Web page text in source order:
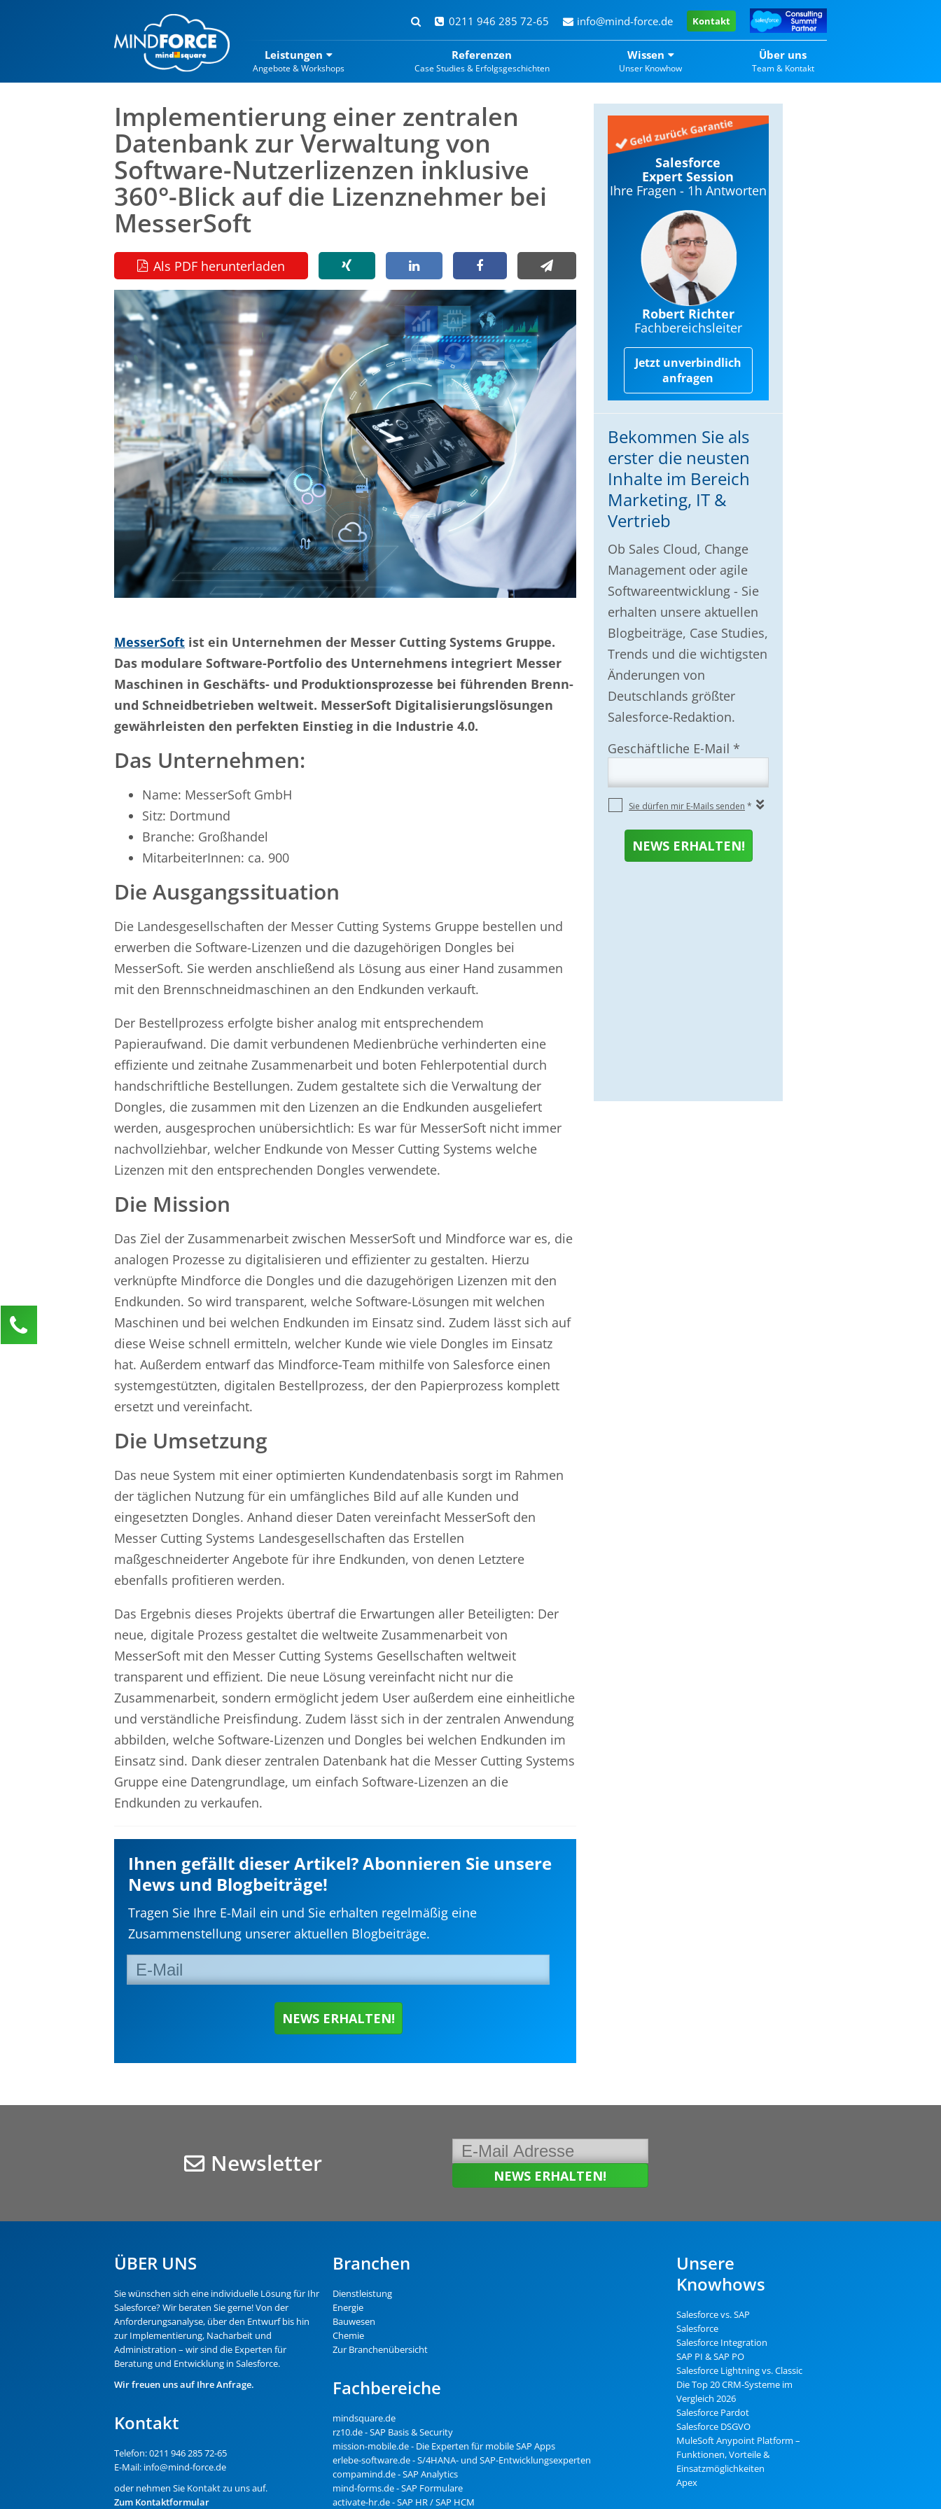
0211 946 285 72-65 info@mind-force.de Kontakt
Leistungen
Angebote & Workshops
Referenzen
Case Studies & Erfolgsgeschichten
Wissen
Unser Knowhow
Über uns
Team & Kontakt
Implementierung einer zentralen
Datenbank zur Verwaltung von
Software-Nutzerlizenzen inklusive
360°-Blick auf die Lizenznehmer bei
MesserSoft
Als PDF herunterladen
MesserSoft ist ein Unternehmen der Messer Cutting Systems Gruppe.
Das modulare Software-Portfolio des Unternehmens integriert Messer
Maschinen in Geschäfts- und Produktionsprozesse bei führenden Brenn-
und Schneidbetrieben weltweit. MesserSoft Digitalisierungslösungen
gewährleisten den perfekten Einstieg in die Industrie 4.0.
Das Unternehmen:
Name: MesserSoft GmbH
Sitz: Dortmund
Branche: Großhandel
MitarbeiterInnen: ca. 900
Die Ausgangssituation
Die Landesgesellschaften der Messer Cutting Systems Gruppe bestellen und
erwerben die Software-Lizenzen und die dazugehörigen Dongles bei
MesserSoft. Sie werden anschließend als Lösung aus einer Hand zusammen
mit den Brennschneidmaschinen an den Endkunden verkauft.
Der Bestellprozess erfolgte bisher analog mit entsprechendem
Papieraufwand. Die damit verbundenen Medienbrüche verhinderten eine
effiziente und zeitnahe Zusammenarbeit und boten Fehlerpotential durch
handschriftliche Bestellungen. Zudem gestaltete sich die Verwaltung der
Dongles, die zusammen mit den Lizenzen an die Endkunden ausgeliefert
werden, ausgesprochen unübersichtlich: Es war für MesserSoft nicht immer
nachvollziehbar, welcher Endkunde von Messer Cutting Systems welche
Lizenzen mit den entsprechenden Dongles verwendete.
Die Mission
Das Ziel der Zusammenarbeit zwischen MesserSoft und Mindforce war es, die
analogen Prozesse zu digitalisieren und effizienter zu gestalten. Hierzu
verknüpfte Mindforce die Dongles und die dazugehörigen Lizenzen mit den
Endkunden. So wird transparent, welche Software-Lösungen mit welchen
Maschinen und bei welchen Endkunden im Einsatz sind. Zudem lässt sich auf
diese Weise schnell ermitteln, welcher Kunde wie viele Dongles im Einsatz
hat. Außerdem entwarf das Mindforce-Team mithilfe von Salesforce einen
systemgestützten, digitalen Bestellprozess, der den Papierprozess komplett
ersetzt und vereinfacht.
Die Umsetzung
Das neue System mit einer optimierten Kundendatenbasis sorgt im Rahmen
der täglichen Nutzung für ein umfängliches Bild auf alle Kunden und
eingesetzten Dongles. Anhand dieser Daten vereinfacht MesserSoft den
Messer Cutting Systems Landesgesellschaften das Erstellen
maßgeschneiderter Angebote für ihre Endkunden, von denen Letztere
ebenfalls profitieren werden.
Das Ergebnis dieses Projekts übertraf die Erwartungen aller Beteiligten: Der
neue, digitale Prozess gestaltet die weltweite Zusammenarbeit von
MesserSoft mit den Messer Cutting Systems Gesellschaften weltweit
transparent und effizient. Die neue Lösung vereinfacht nicht nur die
Zusammenarbeit, sondern ermöglicht jedem User außerdem eine einheitliche
und verständliche Preisfindung. Zudem lässt sich in der zentralen Anwendung
abbilden, welche Software-Lizenzen und Dongles bei welchen Endkunden im
Einsatz sind. Dank dieser zentralen Datenbank hat die Messer Cutting Systems
Gruppe eine Datengrundlage, um einfach Software-Lizenzen an die
Endkunden zu verkaufen.
Ihnen gefällt dieser Artikel? Abonnieren Sie unsere
News und Blogbeiträge!
Tragen Sie Ihre E-Mail ein und Sie erhalten regelmäßig eine
Zusammenstellung unserer aktuellen Blogbeiträge.
Salesforce
Expert Session
Ihre Fragen - 1h Antworten
Robert Richter
Fachbereichsleiter
Jetzt unverbindlich
anfragen
Bekommen Sie als
erster die neusten
Inhalte im Bereich
Marketing, IT &
Vertrieb
Ob Sales Cloud, Change
Management oder agile
Softwareentwicklung - Sie
erhalten unsere aktuellen
Blogbeiträge, Case Studies,
Trends und die wichtigsten
Änderungen von
Deutschlands größter
Salesforce-Redaktion.
Newsletter
ÜBER UNS
Sie wünschen sich eine individuelle Lösung für Ihr
Salesforce? Wir beraten Sie gerne! Von der
Anforderungsanalyse, über den Entwurf bis hin
zur Implementierung, Nacharbeit und
Administration – wir sind die Experten für
Beratung und Entwicklung in Salesforce.
Wir freuen uns auf Ihre Anfrage.
Kontakt
Telefon:0211 946 285 72-65
E-Mail: info@mind-force.de
oder nehmen Sie Kontakt zu uns auf.
Zum Kontaktformular
Branchen
Dienstleistung
Energie
Bauwesen
Chemie
Zur Branchenübersicht
Fachbereiche
mindsquare.de
rz10.de - SAP Basis & Security
mission-mobile.de - Die Experten für mobile SAP Apps
erlebe-software.de - S/4HANA- und SAP-Entwicklungsexperten
compamind.de - SAP Analytics
mind-forms.de - SAP Formulare
activate-hr.de - SAP HR / SAP HCM
Unsere
Knowhows
Salesforce vs. SAP
Salesforce
Salesforce Integration
SAP PI & SAP PO
Salesforce Lightning vs. Classic
Die Top 20 CRM-Systeme im
Vergleich 2026
Salesforce Pardot
Salesforce DSGVO
MuleSoft Anypoint Platform –
Funktionen, Vorteile &
Einsatzmöglichkeiten
Apex
Kontaktieren Sie uns!
Anja Klusner
Kundenservice
0211 946 285 72-65
anja.klusner@mind-force.de
Ihre Anfrage